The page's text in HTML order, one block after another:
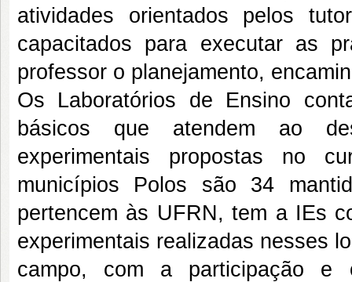
atividades orientados pelos
capacitados para executar as
professor o planejamento,
Os Laboratórios de Ensino
básicos que atendem ao
experimentais propostas no
municípios Polos são 34
pertencem às UFRN, tem a IEs
experimentais realizadas nesses
campo, com a participação e